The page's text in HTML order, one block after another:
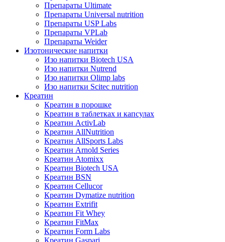
Препараты Ultimate
Препараты Universal nutrition
Препараты USP Labs
Препараты VPLab
Препараты Weider
Изотонические напитки
Изо напитки Biotech USA
Изо напитки Nutrend
Изо напитки Olimp labs
Изо напитки Scitec nutrition
Креатин
Креатин в порошке
Креатин в таблетках и капсулах
Креатин ActivLab
Креатин AllNutrition
Креатин AllSports Labs
Креатин Arnold Series
Креатин Atomixx
Креатин Biotech USA
Креатин BSN
Креатин Cellucor
Креатин Dymatize nutrition
Креатин Extrifit
Креатин Fit Whey
Креатин FitMax
Креатин Form Labs
Креатин Gaspari